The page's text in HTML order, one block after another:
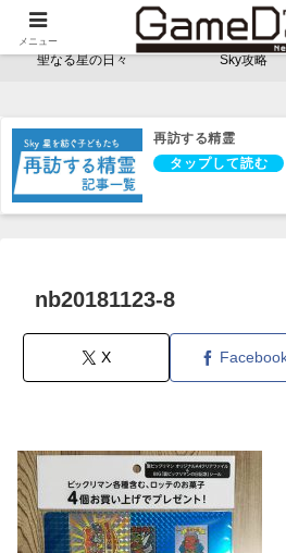
NerdBRAINゲーム支部 -
聖なる星の日々 Sky攻略
再訪する精霊
nb20181123-8
X
メニュー